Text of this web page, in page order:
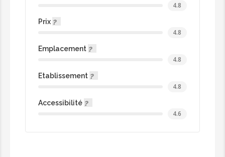
Demi-jambes
6,00€
Bras
4.8
Prix
4.8
Emplacement
4.8
Etablissement
4.8
Accessibilité
4.6